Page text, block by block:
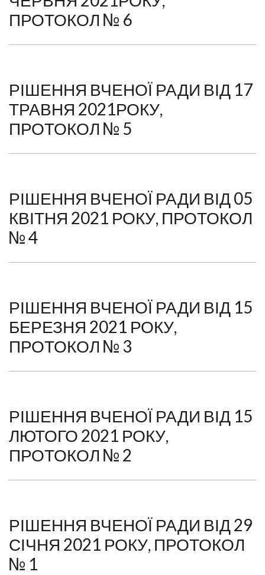
ПРОТОКОЛ № 6
РІШЕННЯ ВЧЕНОЇ РАДИ ВІД 17
ТРАВНЯ 2021РОКУ,
ПРОТОКОЛ № 5
РІШЕННЯ ВЧЕНОЇ РАДИ ВІД 05
КВІТНЯ 2021 РОКУ, ПРОТОКОЛ
№ 4
РІШЕННЯ ВЧЕНОЇ РАДИ ВІД 15
БЕРЕЗНЯ 2021 РОКУ,
ПРОТОКОЛ № 3
РІШЕННЯ ВЧЕНОЇ РАДИ ВІД 15
ЛЮТОГО 2021 РОКУ,
ПРОТОКОЛ № 2
РІШЕННЯ ВЧЕНОЇ РАДИ ВІД 29
СІЧНЯ 2021 РОКУ, ПРОТОКОЛ
№ 1